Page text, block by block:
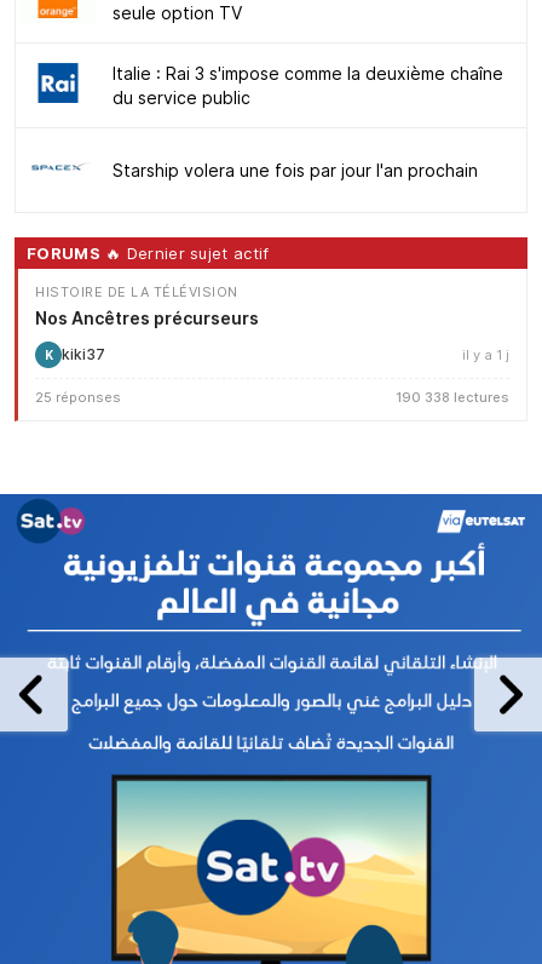
seule option TV
Italie : Rai 3 s'impose comme la deuxième chaîne
du service public
Starship volera une fois par jour l'an prochain
FORUMS 🔥 Dernier sujet actif
HISTOIRE DE LA TÉLÉVISION
Nos Ancêtres précurseurs
K kiki37 il y a 1 j
25 réponses 190 338 lectures